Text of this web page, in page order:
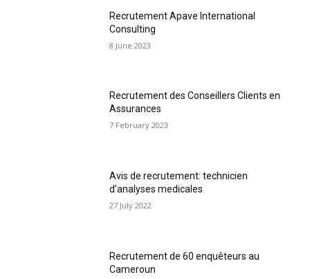
Recrutement Apave International
Consulting
8 June 2023
Recrutement des Conseillers Clients en
Assurances
7 February 2023
Avis de recrutement: technicien
d’analyses medicales
27 July 2022
Recrutement de 60 enquêteurs au
Cameroun